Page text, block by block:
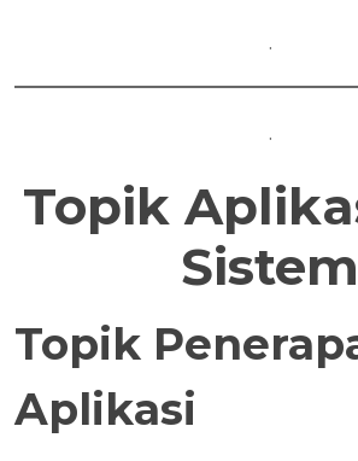
.
.
Topik
Sistem
Topik
Aplikasi